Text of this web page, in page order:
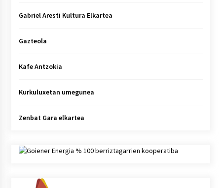
Gabriel Aresti Kultura Elkartea
Gazteola
Kafe Antzokia
Kurkuluxetan umegunea
Zenbat Gara elkartea